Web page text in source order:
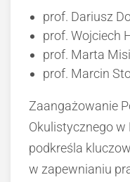
prof. Dariusz
prof. Wojciech
prof. Marta
prof. Marcin
Zaangażowanie
Okulistycznego
podkreśla
w zapewnianiu